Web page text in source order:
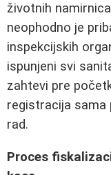
životnih
neophodno je
inspekcijskih
ispunjeni svi
zahtevi pre
registracija sama
rad.
Proces